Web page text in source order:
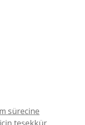
sürecine